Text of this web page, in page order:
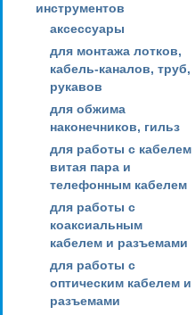
инструментов
аксессуары
для монтажа лотков,
кабель-каналов, труб,
рукавов
для обжима
наконечников, гильз
для работы с кабелем
витая пара и
телефонным кабелем
для работы с
коаксиальным
кабелем и разъемами
для работы с
оптическим кабелем и
разъемами